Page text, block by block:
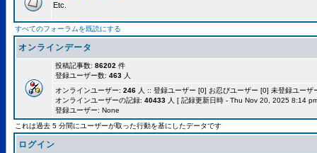
Etc.
すべてのフォーラムを既読にする
オンラインデータ
投稿記事数: 86202 件
登録ユーザー数: 463 人
オンラインユーザー: 246 人 :: 登録ユーザー [0] お忍びユーザー [0] 未登録ユー
オンラインユーザーの記録: 40433 人 [ 記録更新日時 - Thu Nov 20, 2025 8:14
登録ユーザー: None
これは過去 5 分間にユーザーが取った行動を基にしたデータです
ログイン